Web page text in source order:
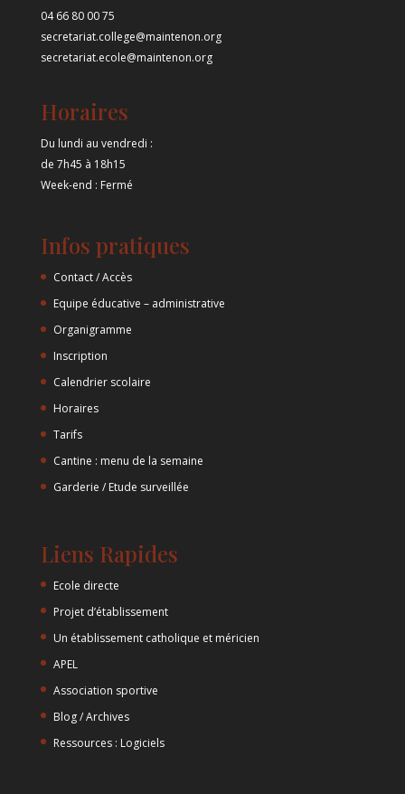
04 66 80 00 75
secretariat.college@maintenon.org
secretariat.ecole@maintenon.org
Horaires
Du lundi au vendredi :
de 7h45 à 18h15
Week-end : Fermé
Infos pratiques
Contact / Accès
Equipe éducative – administrative
Organigramme
Inscription
Calendrier scolaire
Horaires
Tarifs
Cantine : menu de la semaine
Garderie / Etude surveillée
Liens Rapides
Ecole directe
Projet d’établissement
Un établissement catholique et méricien
APEL
Association sportive
Blog / Archives
Ressources : Logiciels